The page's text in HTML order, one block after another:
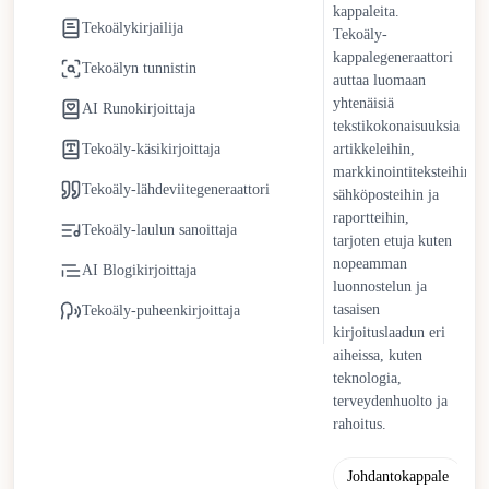
tekoälykirjoittajaa. Sisältötiimit voivat kohdentaa resursseja
strategiaan ja luovaan suunnitteluun. Yksityishenkilöt saavat
helposti saatavilla olevaa kirjoitustukea blogeihin, akateemisiin
projekteihin ja ammatilliseen viestintään ilman korkeita
kustannuksia tai aikarajoitteita.
Tekoälykirjoittajat kehittyvät jatkuvasti parannuksilla
kontekstuaalisessa ymmärryksessä, sävyn mukautumisessa ja
tyylillisessä joustavuudessa. Ihmisen valvonta pysyy
olennaisena omaperäisyyden, strategisen näkemyksen ja
eettisen vastuun säilyttämiseksi. Sen sijaan että korvaisivat
ihmiskirjoittajat, tekoälykirjoittajat toimivat
yhteistyökumppaneina, jotka virtaviivaistavat toistuvia tehtäviä
tukien samalla ihmislähtöistä luovuutta ja päätöksentekoa.
Tekoälykirjailija
Tekoälyn tunnistin
AI Runokirjoittaja
Tekoäly-käsikirjoittaja
Tekoäly-lähdeviitegeneraattori
Tekoäly-laulun sanoittaja
AI Blogikirjoittaja
Tekoäly-puheenkirjoittaja
kappaleita.
Tekoäly-
kappalegeneraattori
auttaa luomaan
yhtenäisiä
tekstikokonaisuuksia
artikkeleihin,
markkinointiteksteihin,
sähköposteihin ja
raportteihin,
tarjoten etuja kuten
nopeamman
luonnostelun ja
tasaisen
kirjoituslaadun eri
aiheissa, kuten
teknologia,
terveydenhuolto ja
rahoitus.
Johdantokappale